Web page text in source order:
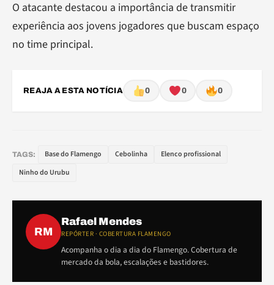
O atacante destacou a importância de transmitir
experiência aos jovens jogadores que buscam espaço
no time principal.
REAJA A ESTA NOTÍCIA 0 0 0
TAGS: Base do Flamengo Cebolinha
Elenco profissional
Ninho do Urubu
RM
Rafael Mendes
REPÓRTER · COBERTURA FLAMENGO
Acompanha o dia a dia do Flamengo. Cobertura de
mercado da bola, escalações e bastidores.